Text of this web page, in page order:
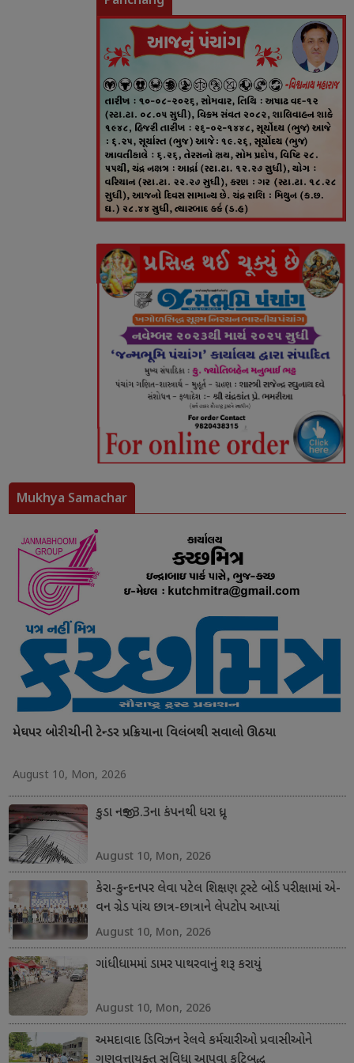
Mukhya Samachar
મેઘપર બોરીચીની ટેન્ડર પ્રક્રિયાના વિલંબથી સવાલો ઊઠયા
August 10, Mon, 2026
કુડા નજીક 3.3ના કંપનથી ધરા ધ્રૂજી
August 10, Mon, 2026
કેરા-કુન્દનપર લેવા પટેલ શિક્ષણ ટ્રસ્ટે બોર્ડ પરીક્ષામાં એ-
વન ગ્રેડ પાંચ છાત્ર-છાત્રાને લેપટોપ આપ્યાં
August 10, Mon, 2026
ગાંધીધામમાં ડામર પાથરવાનું શરૂ કરાયું
August 10, Mon, 2026
અમદાવાદ ડિવિઝન રેલવે કર્મચારીઓ પ્રવાસીઓને